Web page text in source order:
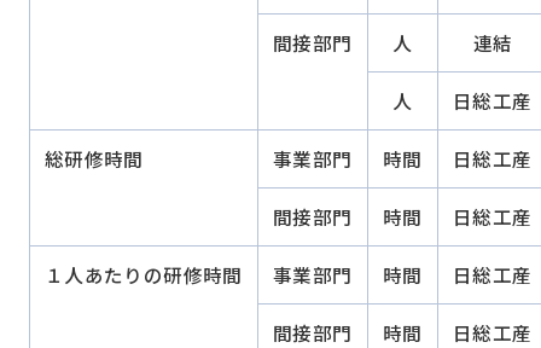
間接部門 人 連結
人 日総工産
総研修時間 事業部門 時間 日総工産
間接部門 時間 日総工産
１人あたりの研修時間 事業部門 時間 日総工産
間接部門 時間 日総工産
IRサイトの使い方
お問い合わせ
総合お問い合わせ